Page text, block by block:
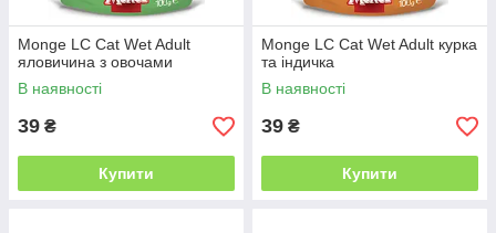
Monge LC Cat Wet Adult
яловичина з овочами
В наявності
39 ₴
Купити
Monge LC Cat Wet Adult курка
та індичка
В наявності
39 ₴
Купити